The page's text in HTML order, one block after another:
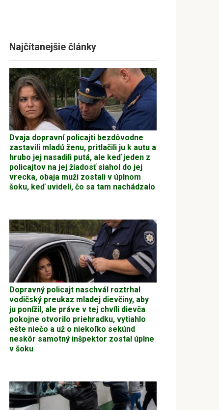
Najčítanejšie články
Dvaja dopravní policajti bezdôvodne
zastavili mladú ženu, pritlačili ju k autu a
hrubo jej nasadili putá, ale keď jeden z
policajtov na jej žiadosť siahol do jej
vrecka, obaja muži zostali v úplnom
šoku, keď uvideli, čo sa tam nachádzalo
Dopravný policajt naschvál roztrhal
vodičský preukaz mladej dievčiny, aby
ju ponížil, ale práve v tej chvíli dievča
pokojne otvorilo priehradku, vytiahlo
ešte niečo a už o niekoľko sekúnd
neskôr samotný inšpektor zostal úplne
v šoku